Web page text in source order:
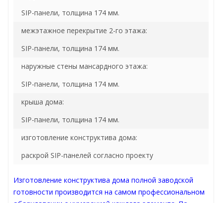
SIP-панели, толщина 174 мм.
межэтажное перекрытие 2-го этажа:
SIP-панели, толщина 174 мм.
наружные стены мансардного этажа:
SIP-панели, толщина 174 мм.
крыша дома:
SIP-панели, толщина 174 мм.
изготовление конструктива дома:
раскрой SIP-панелей согласно проекту
Изготовление конструктива дома полной заводской
готовности производится на самом профессиональном